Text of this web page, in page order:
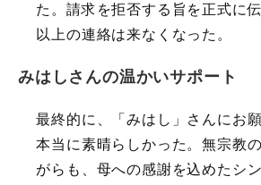
た。請求を拒否する旨を正式に
以上の連絡は来なくなった。
みはしさんの温かいサポート
最終的に、「みはし」さんにお
本当に素晴らしかった。無宗教
がらも、母への感謝を込めたシ